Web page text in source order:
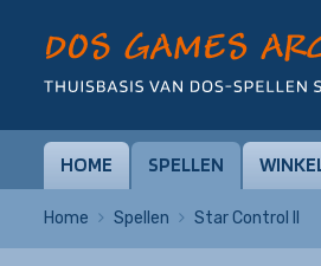
HOME SPELLEN
Home Spellen Star Control II